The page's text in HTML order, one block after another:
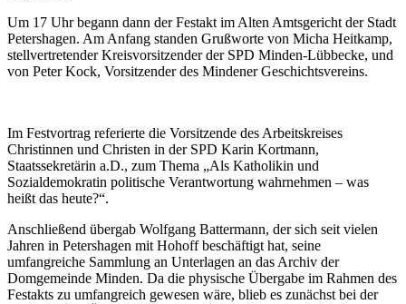
Um 17 Uhr begann dann der Festakt im Alten Amtsgericht der Stadt
Petershagen. Am Anfang standen Grußworte von Micha Heitkamp,
stellvertretender Kreisvorsitzender der SPD Minden-Lübbecke, und
von Peter Kock, Vorsitzender des Mindener Geschichtsvereins.
Im Festvortrag referierte die Vorsitzende des Arbeitskreises
Christinnen und Christen in der SPD Karin Kortmann,
Staatssekretärin a.D., zum Thema „Als Katholikin und
Sozialdemokratin politische Verantwortung wahrnehmen – was
heißt das heute?“.
Anschließend übergab Wolfgang Battermann, der sich seit vielen
Jahren in Petershagen mit Hohoff beschäftigt hat, seine
umfangreiche Sammlung an Unterlagen an das Archiv der
Domgemeinde Minden. Da die physische Übergabe im Rahmen des
Festakts zu umfangreich gewesen wäre, blieb es zunächst bei der